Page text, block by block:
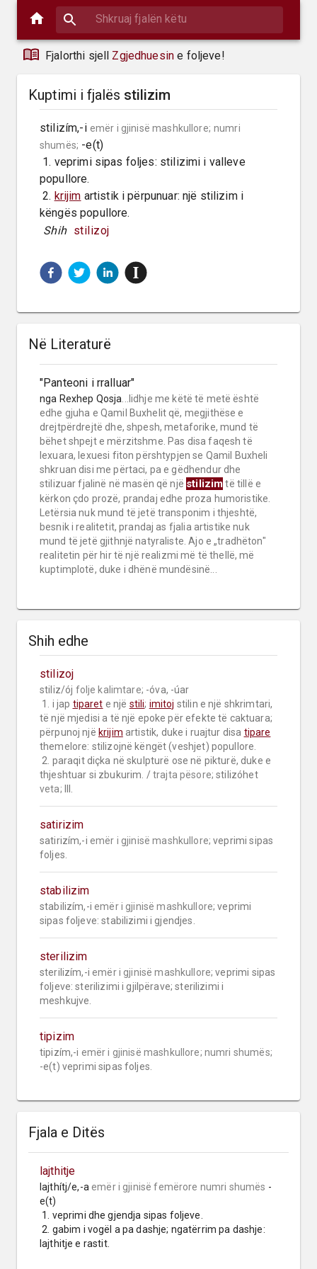
Fjalorthi sjell Zgjedhuesin e foljeve!
Kuptimi i fjalës stilizim
stilizím,-i emër i gjinisë mashkullore; numri
shumës; -e(t)
popullore.
2. krijim artistik i përpunuar: një stilizim i
këngës popullore.
Shih stilizoj
Në Literaturë
"Panteoni i rralluar"
nga Rexhep Qosja ...lidhje me këtë të metë është
edhe gjuha e Qamil Buxhelit që, megjithëse e
drejtpërdrejtë dhe, shpesh, metaforike, mund të
bëhet shpejt e mërzitshme. Pas disa faqesh të
lexuara, lexuesi fiton përshtypjen se Qamil Buxheli
shkruan disi me përtaci, pa e gëdhendur dhe
stilizuar fjalinë në masën që një stilizimtë tillë e
kërkon çdo prozë, prandaj edhe proza humoristike.
Letërsia nuk mund të jetë transponim i thjeshtë,
besnik i realitetit, prandaj as fjalia artistike nuk
mund të jetë gjithnjë natyraliste. Ajo e „tradhëton"
realitetin për hir të një realizmi më të thellë, më
kuptimplotë, duke i dhënë mundësinë...
Shih edhe
stilizoj
stiliz/ój folje kalimtare; -óva, -úar
1. i jap tiparet e një stili; imitoj stilin e një shkrimtari,
të një mjedisi a të një epoke për efekte të caktuara;
përpunoj një krijim artistik, duke i ruajtur disa tipare
themelore: stilizojnë këngët (veshjet) popullore.
thjeshtuar si zbukurim. / trajta pësore;
stilizóhet
veta;
satirizim
satirizím,-i emër i gjinisë mashkullore; veprimi sipas
foljes.
stabilizim
stabilizím,-i emër i gjinisë mashkullore; veprimi
sipas foljeve: stabilizimi i gjendjes.
sterilizim
sterilizím,-i emër i gjinisë mashkullore; veprimi sipas
foljeve: sterilizimi i gjilpërave; sterilizimi i
meshkujve.
tipizim
tipizím,-i emër i gjinisë mashkullore; numri shumës;
-e(t) veprimi sipas foljes.
Fjala e Ditës
lajthitje
lajthítj/e,-a emër i gjinisë femërore numri shumës -
e(t)
2. gabim i vogël a pa dashje; ngatërrim pa dashje:
lajthitje e rastit.